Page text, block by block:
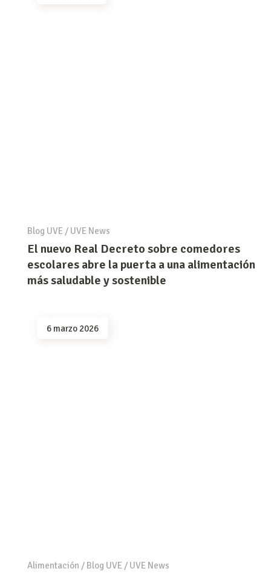
Blog UVE/ UVE News
El nuevo Real Decreto sobre comedores
escolares abre la puerta a una alimentación
más saludable y sostenible
6 marzo 2026
Alimentación / Blog UVE/ UVE News